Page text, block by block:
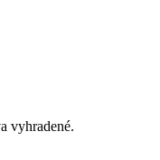
vyhradené.